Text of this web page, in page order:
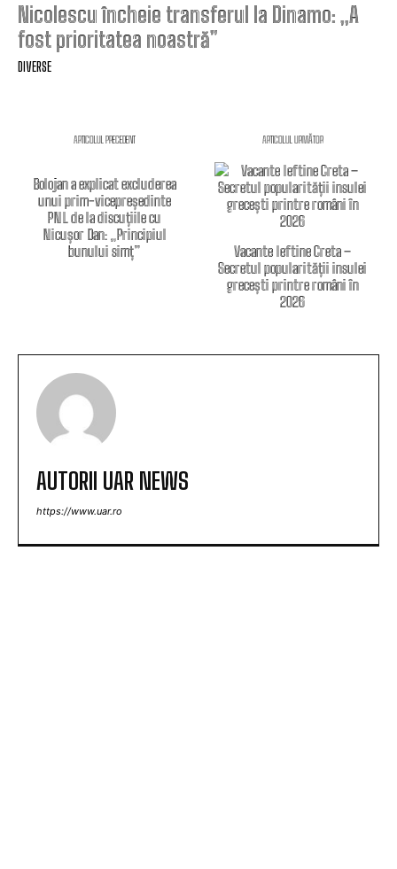
Nicolescu încheie transferul la Dinamo: „A
fost prioritatea noastră”
DIVERSE
ARTICOLUL PRECEDENT
Bolojan a explicat excluderea
unui prim-vicepreședinte
PNL de la discuțiile cu
Nicușor Dan: „Principiul
bunului simț”
ARTICOLUL URMĂTOR
Vacante Ieftine Creta –
Secretul popularității insulei
grecești printre români în
2026
AUTORII UAR NEWS
https://www.uar.ro